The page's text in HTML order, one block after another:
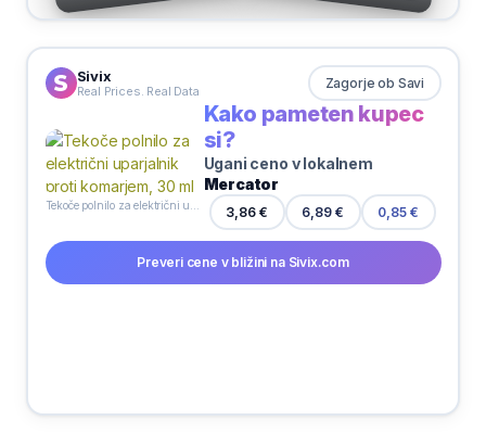
Sivix
Real Prices. Real Data Zagorje ob Savi
Kako pameten kupec
si?
Ugani ceno v lokalnem
Mercator
3,86 € 6,89 € 0,85 €
Preveri cene v bližini na Sivix.com